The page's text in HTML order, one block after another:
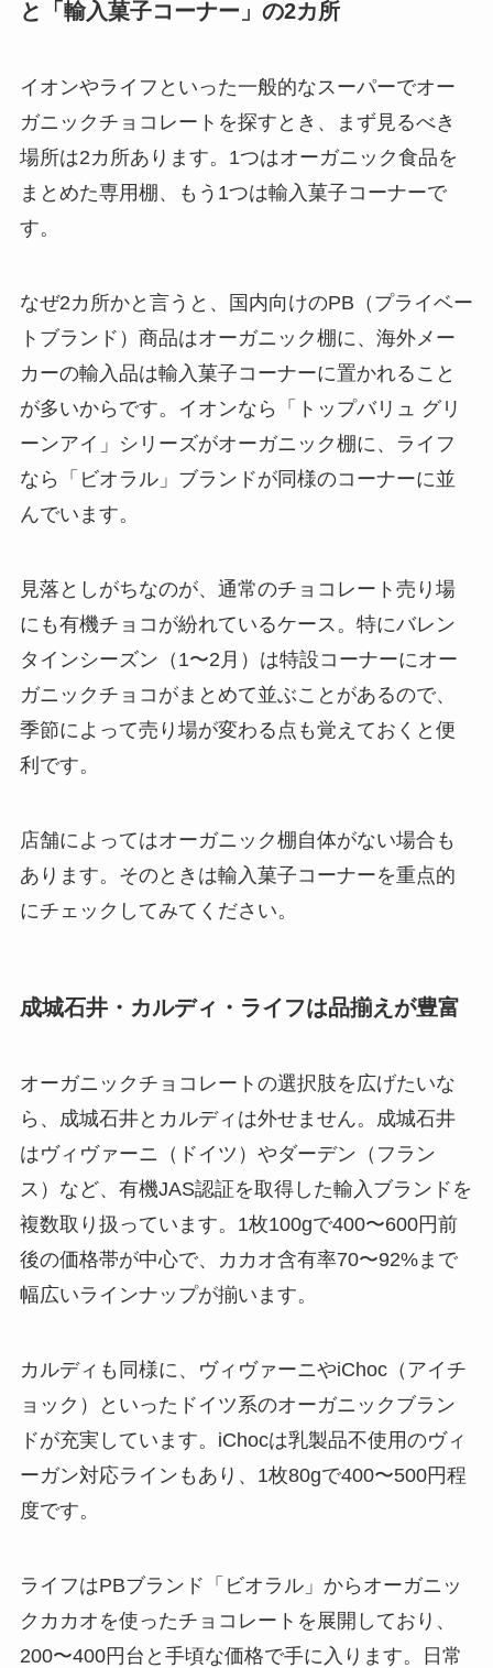
と「輸入菓子コーナー」の2カ所
イオンやライフといった一般的なスーパーでオー
ガニックチョコレートを探すとき、まず見るべき
場所は2カ所あります。1つはオーガニック食品を
まとめた専用棚、もう1つは輸入菓子コーナーで
す。
なぜ2カ所かと言うと、国内向けのPB（プライベー
トブランド）商品はオーガニック棚に、海外メー
カーの輸入品は輸入菓子コーナーに置かれること
が多いからです。イオンなら「トップバリュ グリ
ーンアイ」シリーズがオーガニック棚に、ライフ
なら「ビオラル」ブランドが同様のコーナーに並
んでいます。
見落としがちなのが、通常のチョコレート売り場
にも有機チョコが紛れているケース。特にバレン
タインシーズン（1〜2月）は特設コーナーにオー
ガニックチョコがまとめて並ぶことがあるので、
季節によって売り場が変わる点も覚えておくと便
利です。
店舗によってはオーガニック棚自体がない場合も
あります。そのときは輸入菓子コーナーを重点的
にチェックしてみてください。
成城石井・カルディ・ライフは品揃えが豊富
オーガニックチョコレートの選択肢を広げたいな
ら、成城石井とカルディは外せません。成城石井
はヴィヴァーニ（ドイツ）やダーデン（フラン
ス）など、有機JAS認証を取得した輸入ブランドを
複数取り扱っています。1枚100gで400〜600円前
後の価格帯が中心で、カカオ含有率70〜92%まで
幅広いラインナップが揃います。
カルディも同様に、ヴィヴァーニやiChoc（アイチ
ョック）といったドイツ系のオーガニックブラン
ドが充実しています。iChocは乳製品不使用のヴィ
ーガン対応ラインもあり、1枚80gで400〜500円程
度です。
ライフはPBブランド「ビオラル」からオーガニッ
クカカオを使ったチョコレートを展開しており、
200〜400円台と手頃な価格で手に入ります。日常